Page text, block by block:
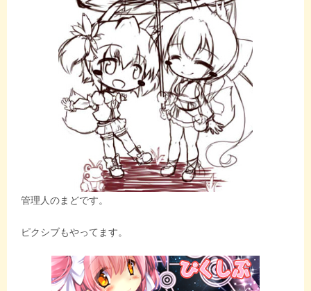
管理人のまどです。
ピクシブもやってます。